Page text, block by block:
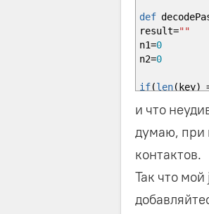
def
result=""
n1=0
n2=0
if(len( key)
n2=0
for
x= 0
if
break
x +=
и что
думаю, при
контактов.
Так что